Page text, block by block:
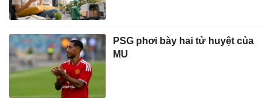
PSG phơi bày hai tử huyệt của
MU